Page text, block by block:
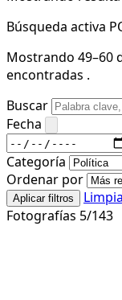
Búsqueda activa
Mostrando 49–60
encontradas .
Buscar
Fecha
Categoría
Ordenar por
Aplicar filtros
Fotografías 5/143